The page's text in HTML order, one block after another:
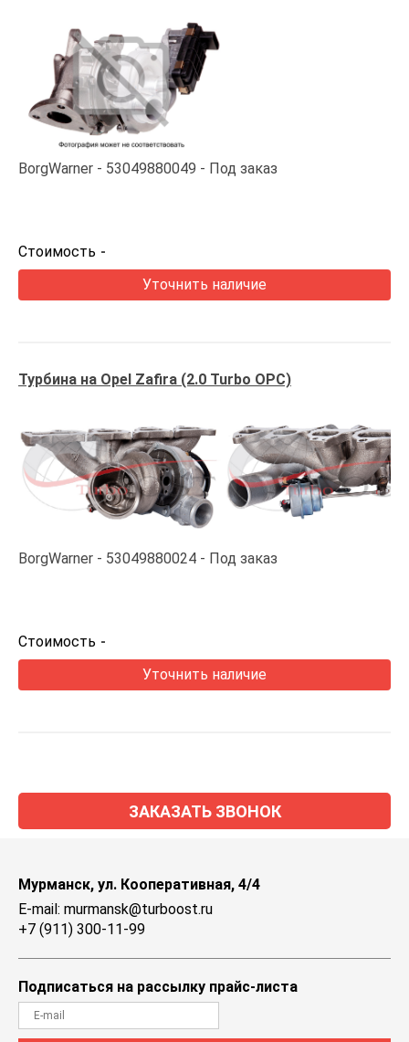
BorgWarner 53049880049 Под заказ
Стоимость -
Уточнить наличие
Турбина на Opel Zafira (2.0 Turbo OPC)
BorgWarner 53049880024 Под заказ
Стоимость -
Уточнить наличие
ЗАКАЗАТЬ ЗВОНОК
Мурманск, ул. Кооперативная, 4/4
E-mail: murmansk@turboost.ru
+7 (911) 300-11-99
Подписаться на рассылку прайс-листа